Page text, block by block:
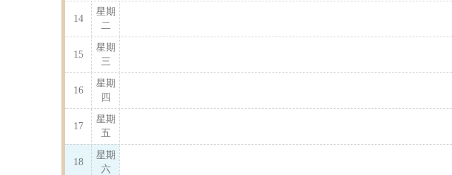
14
星期
二
15
星期
三
16
星期
四
17
星期
五
18
星期
六